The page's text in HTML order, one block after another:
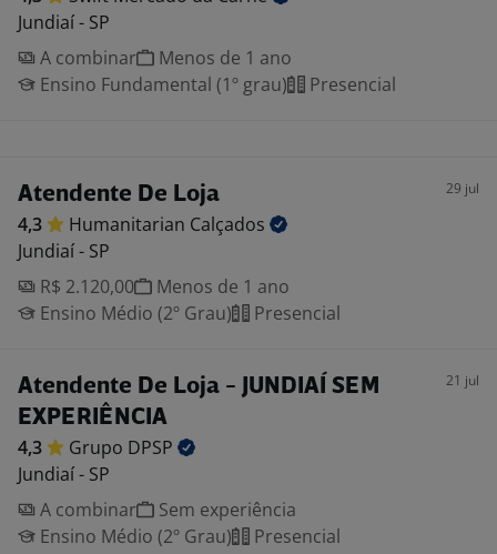
Jundiaí - SP
A combinar
Menos de 1 ano
Ensino Fundamental (1º grau)
Presencial
Atendente De Loja 29 jul
4,3 Humanitarian Calçados
Jundiaí - SP
R$ 2.120,00
Menos de 1 ano
Ensino Médio (2º Grau)
Presencial
Atendente De Loja - JUNDIAÍ SEM
EXPERIÊNCIA
21 jul
4,3 Grupo DPSP
Jundiaí - SP
A combinar
Sem experiência
Ensino Médio (2º Grau)
Presencial